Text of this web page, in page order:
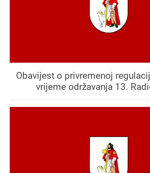
Obavijest o privremenoj
vrijeme održavanja 13.